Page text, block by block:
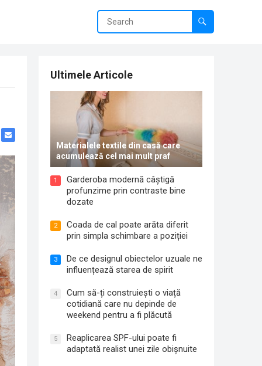
Ultimele Articole
Materialele textile din casă care
acumulează cel mai mult praf
1
Garderoba modernă câștigă
profunzime prin contraste bine
dozate
2
Coada de cal poate arăta diferit
prin simpla schimbare a poziției
3
De ce designul obiectelor uzuale ne
influențează starea de spirit
4
Cum să-ți construiești o viață
cotidiană care nu depinde de
weekend pentru a fi plăcută
5
Reaplicarea SPF-ului poate fi
adaptată realist unei zile obișnuite